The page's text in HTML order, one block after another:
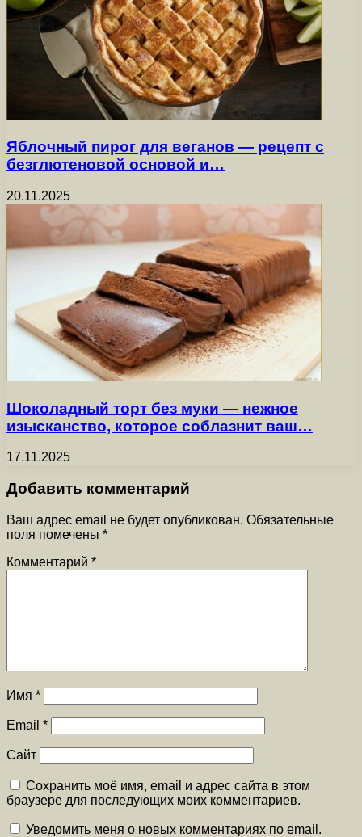
Яблочный пирог для веганов — рецепт с
безглютеновой основой и…
20.11.2025
Шоколадный торт без муки — нежное
изысканство, которое соблазнит ваш…
17.11.2025
Добавить комментарий
Ваш адрес email не будет опубликован. Обязательные
поля помечены *
Комментарий *
Имя *
Email *
Сайт
Сохранить моё имя, email и адрес сайта в этом
браузере для последующих моих комментариев.
Уведомить меня о новых комментариях по email.